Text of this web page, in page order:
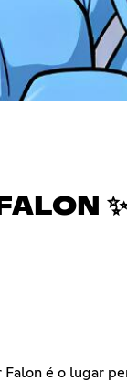
✨
é o lugar